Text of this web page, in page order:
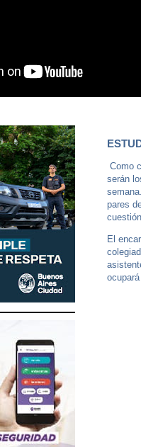
Como
serán
pares
El